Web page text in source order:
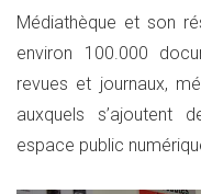
Médiathèque et son
environ 100.000
revues et journaux,
auxquels s’ajoutent
espace public